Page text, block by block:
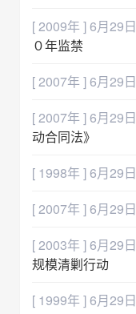
[ 2009年 ] 6月29日
０年监禁
[ 2007年 ] 6月29日
[ 2007年 ] 6月29日
动合同法》
[ 1998年 ] 6月29日
[ 2007年 ] 6月29日
[ 2003年 ] 6月29日
规模清剿行动
[ 1999年 ] 6月29日